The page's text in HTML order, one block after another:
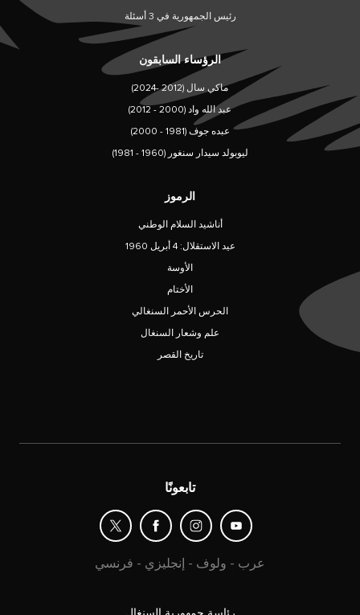
رئيس الجمهورية في 3 أسئلة
الرؤساء السابقون
ماكي سال (2012 -2024)
عبد الله واد (2000 - 2012)
عبده جوف (1981 - 2000)
ليوبولد سيدار سنغور (1960 - 1981)
الرموز
أناشيد السلام الوطني
عيد الاستقلال: 4 أبريل 1960
الأوسة
الأختام
الحرس الأحمر السنغالي
علم وشعار السنغال
تاريخ القصر
تابعونًا
فرنسي - إنجليزي - ولوف - عرب